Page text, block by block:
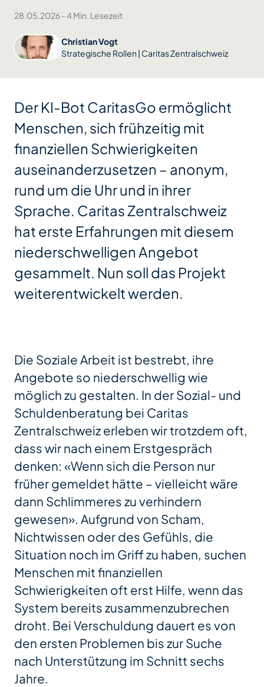
28.05.2026-4 Min. Lesezeit
Christian Vogt
Strategische Rollen | Caritas Zentralschweiz
Der KI-Bot CaritasGo ermöglicht
Menschen, sich frühzeitig mit
finanziellen Schwierigkeiten
auseinanderzusetzen – anonym,
rund um die Uhr und in ihrer
Sprache. Caritas Zentralschweiz
hat erste Erfahrungen mit diesem
niederschwelligen Angebot
gesammelt. Nun soll das Projekt
weiterentwickelt werden.
Die Soziale Arbeit ist bestrebt, ihre
Angebote so niederschwellig wie
möglich zu gestalten. In der Sozial- und
Schuldenberatung bei Caritas
Zentralschweiz erleben wir trotzdem oft,
dass wir nach einem Erstgespräch
denken: «Wenn sich die Person nur
früher gemeldet hätte – vielleicht wäre
dann Schlimmeres zu verhindern
gewesen». Aufgrund von Scham,
Nichtwissen oder des Gefühls, die
Situation noch im Griff zu haben, suchen
Menschen mit finanziellen
Schwierigkeiten oft erst Hilfe, wenn das
System bereits zusammenzubrechen
droht. Bei Verschuldung dauert es von
den ersten Problemen bis zur Suche
nach Unterstützung im Schnitt sechs
Jahre.